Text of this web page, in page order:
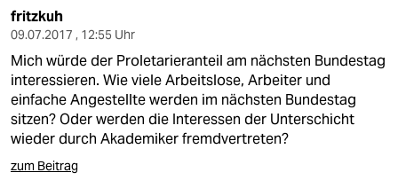
veranstaltungen
shop
fragen & hilfe
unterstützen
fritzkuh
09.07.2017 , 12:55 Uhr
Mich würde der Proletarieranteil am nächsten Bundestag
interessieren. Wie viele Arbeitslose, Arbeiter und
einfache Angestellte werden im nächsten Bundestag
sitzen? Oder werden die Interessen der Unterschicht
wieder durch Akademiker fremdvertreten?
zum Beitrag